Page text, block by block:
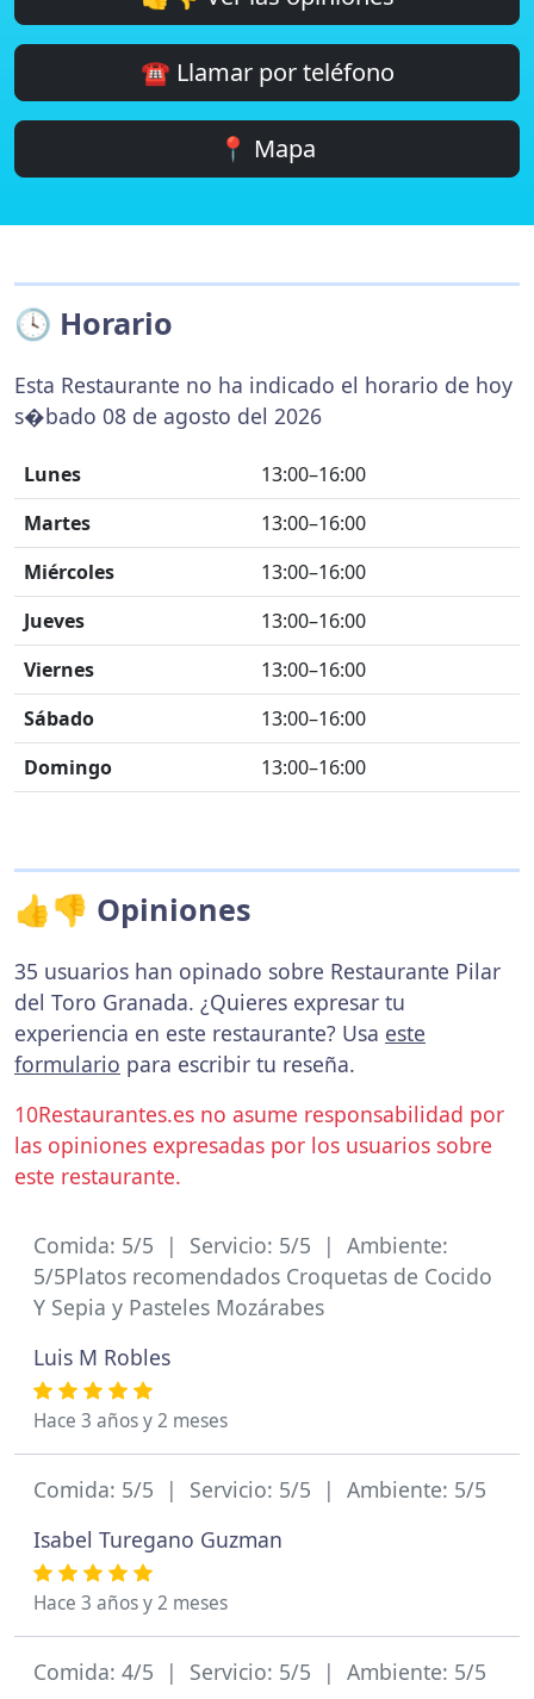
☎️ Llamar por teléfono
📍 Mapa
🕓 Horario
Esta Restaurante no ha indicado el horario de hoy
s�bado 08 de agosto del 2026
Lunes
13:00–16:00
Martes
13:00–16:00
Miércoles
13:00–16:00
Jueves
13:00–16:00
Viernes
13:00–16:00
Sábado
13:00–16:00
Domingo
13:00–16:00
👍👎 Opiniones
35 usuarios han opinado sobre Restaurante Pilar
del Toro Granada. ¿Quieres expresar tu
experiencia en este restaurante? Usa este
formulario para escribir tu reseña.
10Restaurantes.es no asume responsabilidad por
las opiniones expresadas por los usuarios sobre
este restaurante.
Comida: 5/5 | Servicio: 5/5 | Ambiente:
5/5Platos recomendados Croquetas de Cocido
Y Sepia y Pasteles Mozárabes
Luis M Robles
Hace 3 años y 2 meses
Comida: 5/5 | Servicio: 5/5 | Ambiente: 5/5
Isabel Turegano Guzman
Hace 3 años y 2 meses
Comida: 4/5 | Servicio: 5/5 | Ambiente: 5/5